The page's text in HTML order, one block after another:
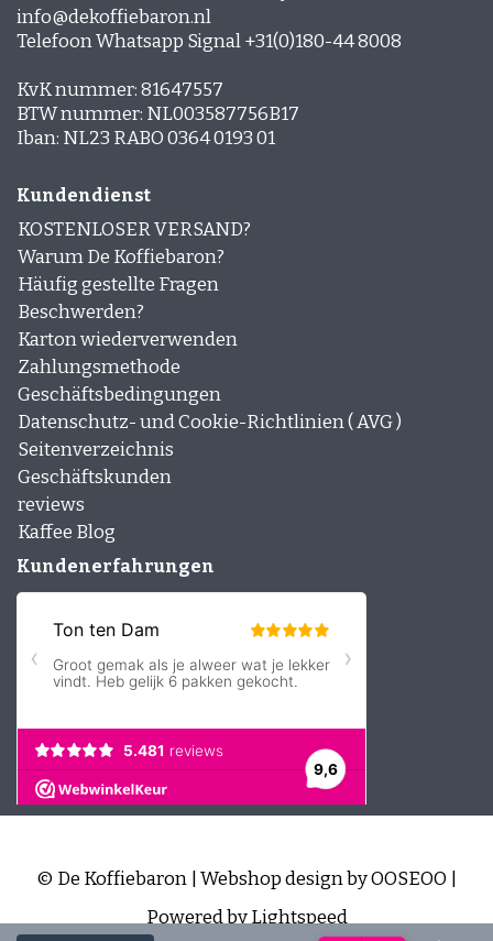
info@dekoffiebaron.nl
Telefoon Whatsapp Signal +31(0)180-44 8008
KvK nummer: 81647557
BTW nummer: NL003587756B17
Iban: NL23 RABO 0364 0193 01
Kundendienst
KOSTENLOSER VERSAND?
Warum De Koffiebaron?
Häufig gestellte Fragen
Beschwerden?
Karton wiederverwenden
Zahlungsmethode
Geschäftsbedingungen
Datenschutz- und Cookie-Richtlinien ( AVG )
Seitenverzeichnis
Geschäftskunden
reviews
Kaffee Blog
Kundenerfahrungen
© De Koffiebaron | Webshop design byOOSEOO
Powered byLightspeed